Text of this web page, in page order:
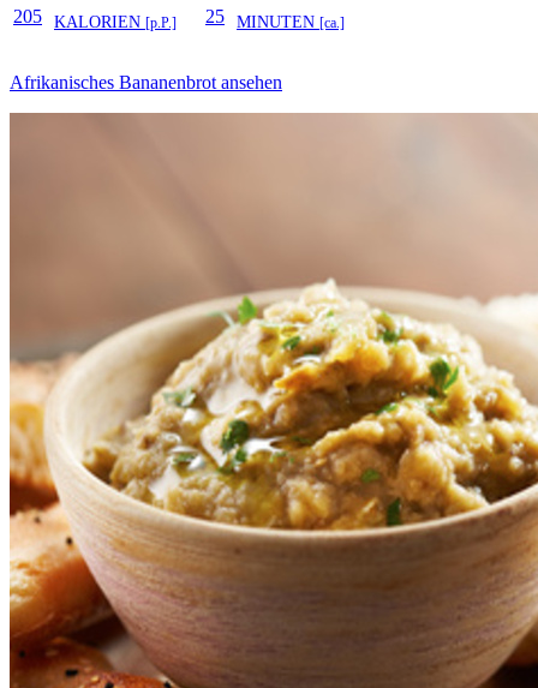
205 KALORIEN [p.P.] 25 MINUTEN [ca.]
Afrikanisches Bananenbrot ansehen